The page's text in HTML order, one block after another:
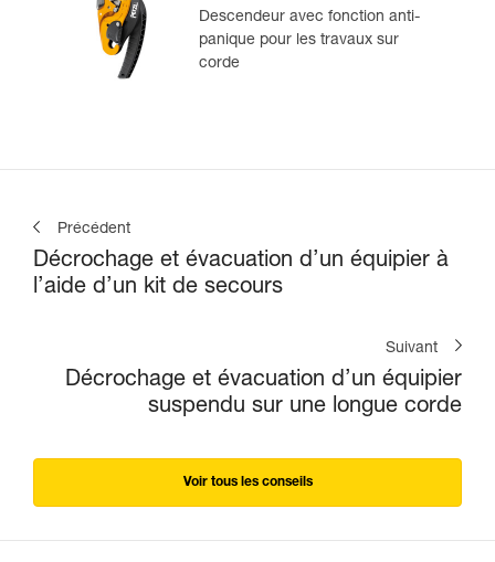
Descendeur avec fonction anti-
panique pour les travaux sur
corde
Précédent
Décrochage et évacuation d’un équipier à
l’aide d’un kit de secours
Suivant
Décrochage et évacuation d’un équipier
suspendu sur une longue corde
Voir tous les conseils